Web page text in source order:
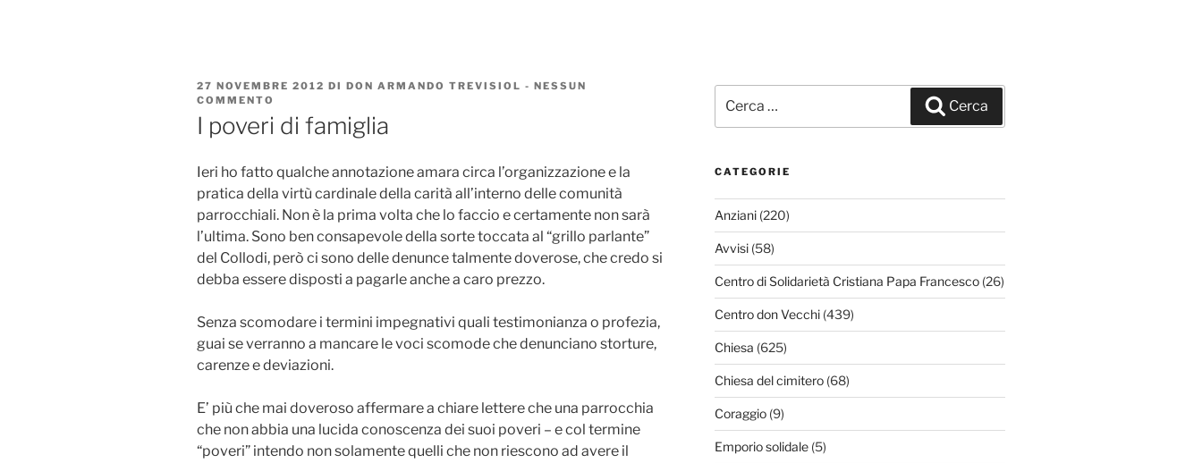
PUBBLICATO
IL
27 NOVEMBRE 2012 DI DON ARMANDO TREVISIOL - NESSUN
COMMENTO
POVERI
I poveri di famiglia
Ieri ho fatto qualche annotazione amara circa l’organizzazione e la
pratica della virtù cardinale della carità all’interno delle comunità
parrocchiali. Non è la prima volta che lo faccio e certamente non sarà
l’ultima. Sono ben consapevole della sorte toccata al “grillo parlante”
del Collodi, però ci sono delle denunce talmente doverose, che credo si
debba essere disposti a pagarle anche a caro prezzo.
Senza scomodare i termini impegnativi quali testimonianza o profezia,
guai se verranno a mancare le voci scomode che denunciano storture,
carenze e deviazioni.
E’ più che mai doveroso affermare a chiare lettere che una parrocchia
che non abbia una lucida conoscenza dei suoi poveri – e col termine
“poveri” intendo non solamente quelli che non riescono ad avere il
Cerca
CATEGORIE
Anziani(220)
Avvisi(58)
Centro di Solidarietà Cristiana Papa Francesco(26)
Centro don Vecchi(439)
Chiesa (625)
Chiesa del cimitero(68)
Coraggio(9)
Emporio solidale(5)